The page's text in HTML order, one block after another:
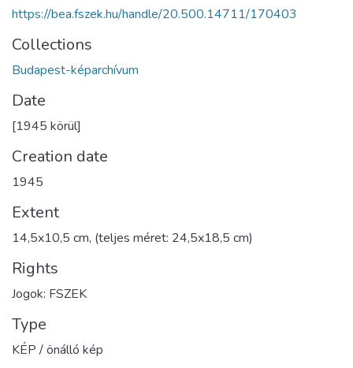
https://bea.fszek.hu/handle/20.500.14711/170403
Collections
Budapest-képarchívum
Date
[1945 körül]
Creation date
1945
Extent
14,5x10,5 cm, (teljes méret: 24,5x18,5 cm)
Rights
Jogok: FSZEK
Type
KÉP / önálló kép